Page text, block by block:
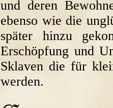
und deren
ebenso wie die
später hinzu
Erschöpfung und
Sklaven die für
werden.